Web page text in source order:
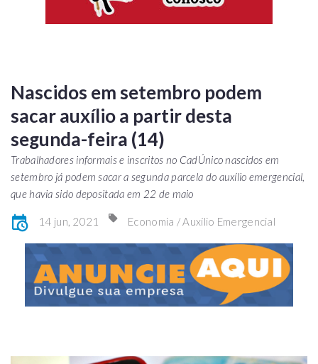
Nascidos em setembro podem
sacar auxílio a partir desta
segunda-feira (14)
Trabalhadores informais e inscritos no CadÚnico nascidos em
setembro já podem sacar a segunda parcela do auxílio emergencial,
que havia sido depositada em 22 de maio
14 jun, 2021 Economia / Auxílio Emergencial